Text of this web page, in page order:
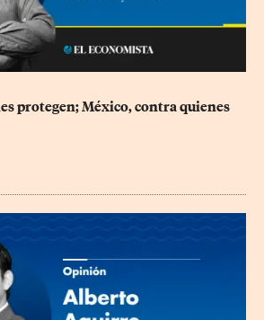
protegen; México, contra quienes